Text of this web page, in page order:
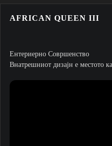
AFRICAN QUEEN III
Ентериерно Совршенство
Внатрешниот дизајн е местото